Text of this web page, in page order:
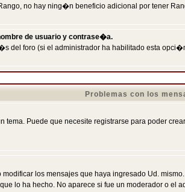
no hay ning�n beneficio adicional por tener
de usuario y contrase�a.
del foro (si el administrador ha habilitado esta
Problemas con los
Puede que necesite registrarse para poder
los mensajes que haya ingresado Ud.
lo ha hecho. No aparece si fue un moderador o